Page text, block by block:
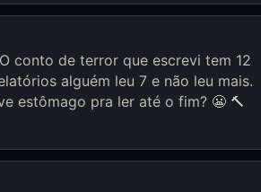
conto de terror que escrevi tem 12
alguém leu 7 e não leu mais.
estômago pra ler até o fim? 😬 🔨